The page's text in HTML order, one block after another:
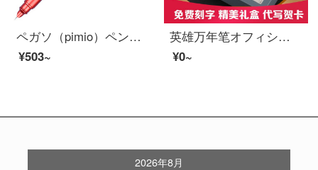
ペガソ（pimio）ペンのサインペンは特に細くて0.38 mm男女学生が大人用の筆箱でプレゼントペンを入れます。
¥503~
英雄万年笔オフィシャルギフトボックスセット高級男性ビジネスオフィス大人専用習字硬筆書道大明尖皮套インキ企業カスタマイズ無料彫刻ギフトリーダー
¥0~
2026年8月